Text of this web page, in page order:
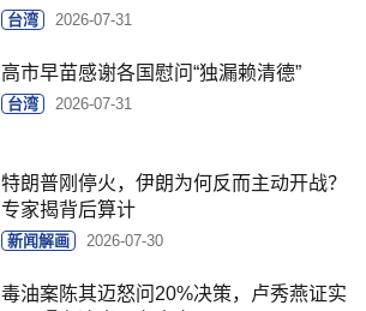
台湾 2026-07-31
高市早苗感谢各国慰问“独漏赖清德”
台湾 2026-07-31
特朗普刚停火，伊朗为何反而主动开战？
专家揭背后算计
新闻解画 2026-07-30
毒油案陈其迈怒问20%决策，卢秀燕证实